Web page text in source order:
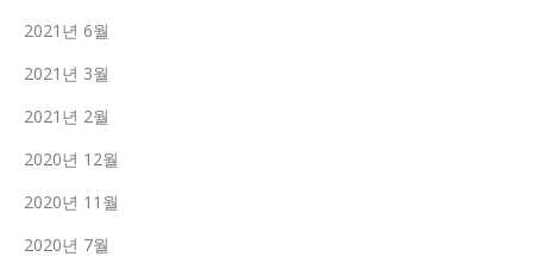
2021년 6월
2021년 3월
2021년 2월
2020년 12월
2020년 11월
2020년 7월